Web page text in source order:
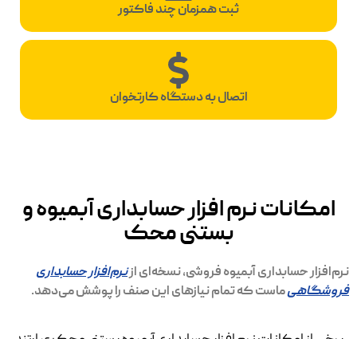
ثبت همزمان چند فاکتور
اتصال به دستگاه کارتخوان
امکانات نرم افزار حسابداری آبمیوه و
بستنی محک
نرم‌افزار حسابداری آبمیوه فروشی، نسخه‌ای ازنرم‌افزار حسابداری
فروشگاهیماست که تمام نیازهای این صنف را پوشش می‌دهد.